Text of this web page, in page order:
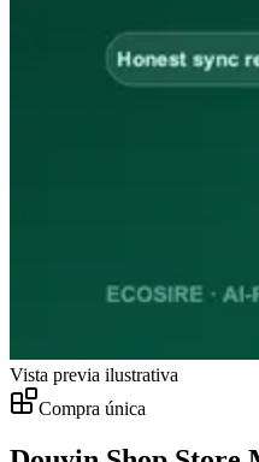
Vista previa ilustrativa
Compra única